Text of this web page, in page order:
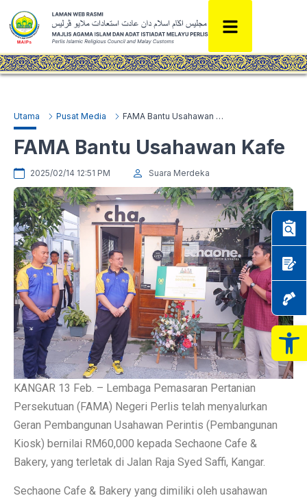
Utama Pusat Media FAMA Bantu Usahawan Kafe
FAMA Bantu Usahawan Kafe
2025/02/14 12:51 PM Suara Merdeka
KANGAR 13 Feb. – Lembaga Pemasaran Pertanian
Persekutuan (FAMA) Negeri Perlis telah menyalurkan
Geran Pembangunan Usahawan Perintis (Pembangunan
Kiosk) bernilai RM60,000 kepada Sechaone Cafe &
Bakery, yang terletak di Jalan Raja Syed Saffi, Kangar.
Sechaone Cafe & Bakery yang dimiliki oleh usahawan